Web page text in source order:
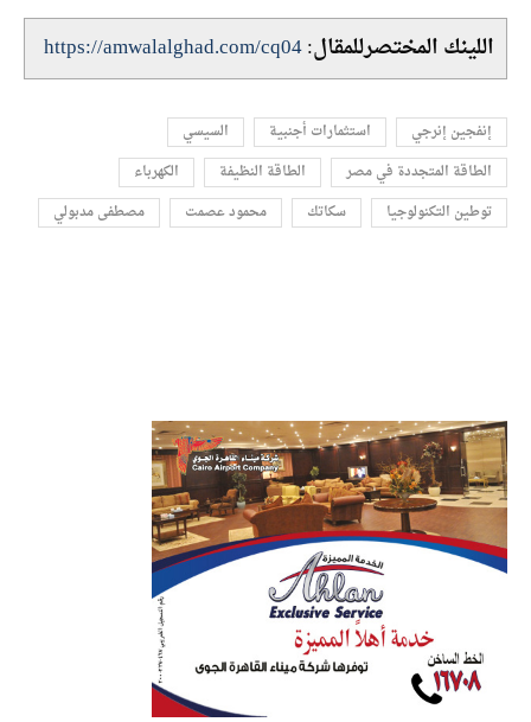
اللينك المختصرللمقال:https://amwalalghad.com/cq04
إنفجين إنرجي استثمارات أجنبية
السيسي
الطاقة المتجددة في مصر
الطاقة النظيفة
الكهرباء
توطين التكنولوجيا
سكاتك محمود عصمت مصطفى مدبولي